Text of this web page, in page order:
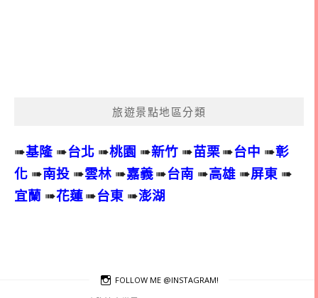
旅遊景點地區分類
➠基隆 ➠台北 ➠桃園 ➠新竹 ➠苗栗➠台中 ➠彰
化 ➠南投 ➠雲林 ➠嘉義➠台南 ➠高雄 ➠屏東 ➠
宜蘭 ➠花蓮➠台東 ➠澎湖
FOLLOW ME @INSTAGRAM!